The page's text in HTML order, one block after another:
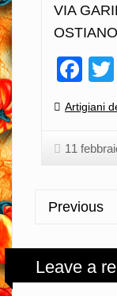
VIA
Artigiani
11
Previous
Leave a